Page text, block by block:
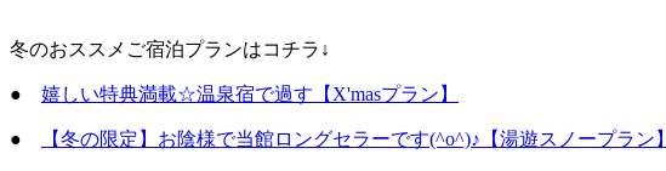
冬のおススメご宿泊プランはコチラ↓
● 嬉しい特典満載☆温泉宿で過す【X'masプラン】
● 【冬の限定】お陰様で当館ロングセラーです(^o^)♪【湯遊スノープラン】